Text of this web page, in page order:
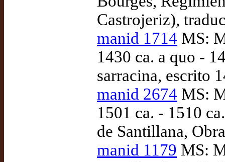
Castrojeriz),
manid 1714 MS:
1430 ca. a quo -
sarracina, escrito
manid 2674 MS:
1501 ca. - 1510
de Santillana,
manid 1179 MS: